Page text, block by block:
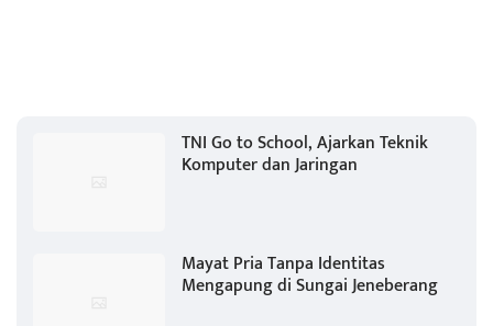
TNI Go to School, Ajarkan Teknik
Komputer dan Jaringan
Mayat Pria Tanpa Identitas
Mengapung di Sungai Jeneberang